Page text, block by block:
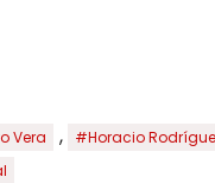
Vera , #Horacio